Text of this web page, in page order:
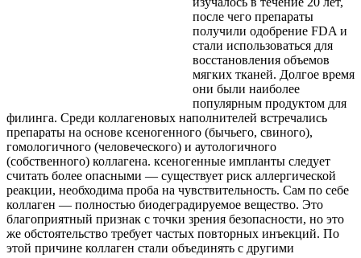
после чего препараты
получили одобрение FDA и
стали использоваться для
восстановления объемов
мягких тканей. Долгое время
они были наиболее
популярным продуктом для
филинга. Среди коллагеновых наполнителей встречались
препараты на основе ксеногенного (бычьего, свиного),
гомологичного (человеческого) и аутологичного
(собственного) коллагена. ксеногенные импланты следует
считать более опасными — существует риск аллергической
реакции, необходима проба на чувствительность. Сам по себе
коллаген — полностью биодеградируемое вещество. Это
благоприятный признак с точки зрения безопасности, но это
же обстоятельство требует частых повторных инъекций. По
этой причине коллаген стали объединять с другими